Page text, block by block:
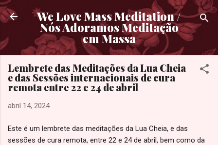
Pular para o conteúdo principal
We Love Mass Meditation /
Nós Adoramos Meditação
em Massa
Lembrete das Meditações da Lua Cheia
e das Sessões internacionais de cura
remota entre 22 e 24 de abril
abril 14, 2024
Este é um lembrete das meditações da Lua Cheia, e das
sessões de cura remota, entre 22 e 24 de abril, bem como da